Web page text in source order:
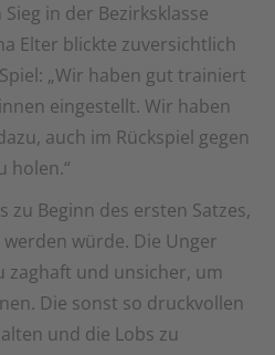
in der Bezirksklasse
Elter blickte zuversichtlich
„Wir haben gut trainiert
eingestellt. Wir haben
auch im Rückspiel gegen
holen.“
zu Beginn des ersten Satzes,
würde. Die Unger
zaghaft und unsicher, um
Die sonst so druckvollen
und die Lobs zu